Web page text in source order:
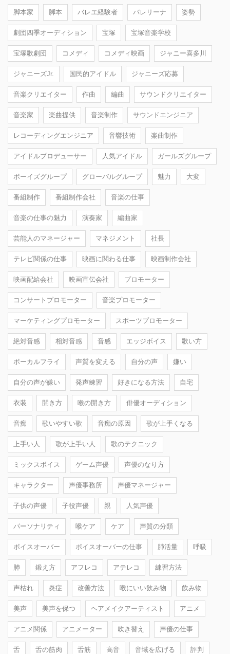
脚本家 脚本 バレエ経験者 バレリーナ 姿勢
劇団四季オーディション 宝塚 宝塚音楽学校
宝塚歌劇団 コメディ コメディ映画 ジャニー喜多川
ジャニーズJr. 国民的アイドル ジャニーズ応募
音楽クリエイター 作曲 編曲 サウンドクリエイター
音楽家 楽曲提供 音楽制作 サウンドエンジニア
レコーディングエンジニア 音響技術 楽曲制作
アイドルプロデューサー 人気アイドル ガールズグループ
ボーイズグループ グローバルグループ 魅力 大変
番組制作 番組制作会社 音楽の仕事
音楽の仕事の魅力 演奏家 編曲家
芸能人のマネージャー マネジメント 社長
テレビ関係の仕事 映画に関わる仕事 映画制作会社
映画配給会社 映画宣伝会社 プロモーター
コンサートプロモーター 音楽プロモーター
マーケティングプロモーター スポーツプロモーター
絶対音感 相対音感 音感 エッジボイス 歌い方
ボーカルフライ 声質を変える 自分の声 嫌い
自分の声が嫌い 発声練習 好きになる方法 自宅
衣装 開き方 喉の開き方 俳優オーディション
音痴 歌いやすい歌 音痴の原因 歌が上手くなる
上手い人 歌が上手い人 歌のテクニック
ミックスボイス ゲーム声優 声優のなり方
キャラクター 声優事務所 声優マネージャー
子供の声優 子役声優 親 人気声優
パーソナリティ 喉ケア ケア 声質の分類
ボイスオーバー ボイスオーバーの仕事 肺活量 呼吸
肺 鍛え方 アフレコ アテレコ 練習方法
声枯れ 炎症 改善方法 喉にいい飲み物 飲み物
美声 美声を保つ ヘアメイクアーティスト アニメ
アニメ関係 アニメーター 吹き替え 声優の仕事
舌 舌の筋肉 舌筋 高音 音域を広げる 評判